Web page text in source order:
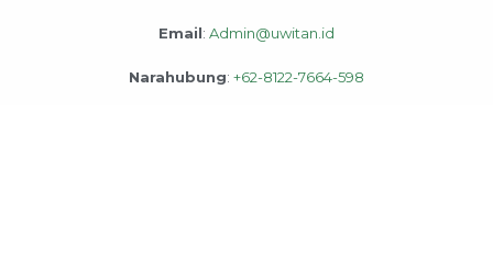
Email: Admin@uwitan.id
Narahubung: +62-8122-7664-598